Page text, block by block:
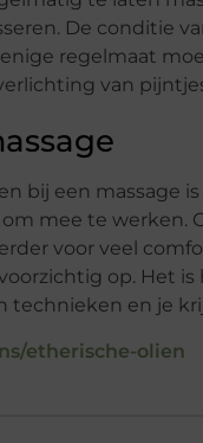
De conditie
regelmaat
van
bij een massage
mee te werken.
voor veel
op. Het
technieken en je
etherische-olien